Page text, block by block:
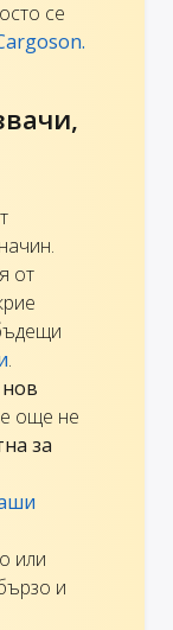
се
от
.
още не
за
или
и